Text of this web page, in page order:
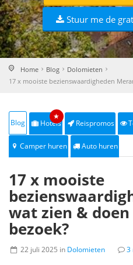
Stuur me de
Home Blog
Dolomieten
17 x mooiste bezienswaardigheden
Blog Hotels
★
Reispromos
Camper huren Auto huren
17 x mooiste
wat zien &
bezoek?
22 juli 2025 in Dolomieten 3